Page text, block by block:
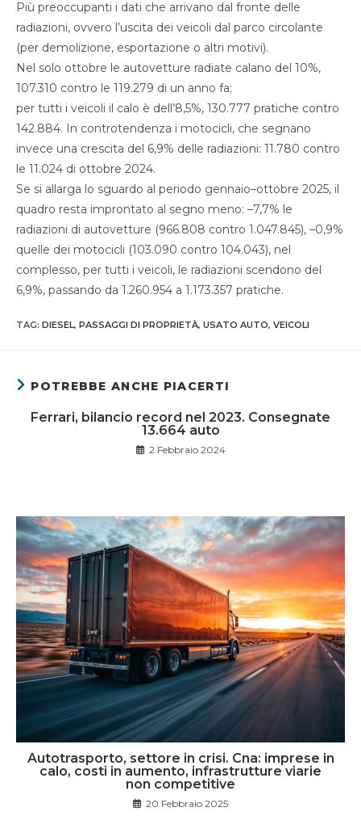
Più preoccupanti i dati che arrivano dal fronte delle
radiazioni, ovvero l’uscita dei veicoli dal parco circolante
(per demolizione, esportazione o altri motivi).
Nel solo ottobre le autovetture radiate calano del 10%,
107.310 contro le 119.279 di un anno fa;
per tutti i veicoli il calo è dell’8,5%, 130.777 pratiche contro
142.884. In controtendenza i motocicli, che segnano
invece una crescita del 6,9% delle radiazioni: 11.780 contro
le 11.024 di ottobre 2024.
Se si allarga lo sguardo al periodo gennaio–ottobre 2025, il
quadro resta improntato al segno meno: –7,7% le
radiazioni di autovetture (966.808 contro 1.047.845), –0,9%
quelle dei motocicli (103.090 contro 104.043), nel
complesso, per tutti i veicoli, le radiazioni scendono del
6,9%, passando da 1.260.954 a 1.173.357 pratiche.
TAG: DIESEL, PASSAGGI DI PROPRIETÀ, USATO AUTO, VEICOLI
POTREBBE ANCHE PIACERTI
Ferrari, bilancio record nel 2023. Consegnate
13.664 auto
2 Febbraio 2024
Autotrasporto, settore in crisi. Cna: imprese in
calo, costi in aumento, infrastrutture viarie
non competitive
20 Febbraio 2025